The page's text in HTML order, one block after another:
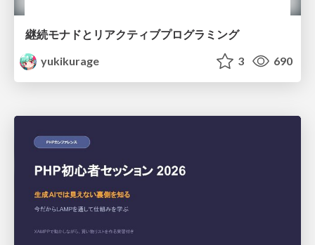
継続モナドとリアクティブプログラミング
yukikurage
3 690